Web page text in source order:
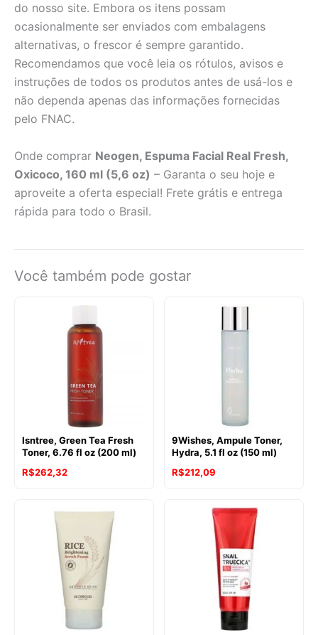
do nosso site. Embora os itens possam
ocasionalmente ser enviados com embalagens
alternativas, o frescor é sempre garantido.
Recomendamos que você leia os rótulos, avisos e
instruções de todos os produtos antes de usá-los e
não dependa apenas das informações fornecidas
pelo FNAC.
Onde comprar Neogen, Espuma Facial Real Fresh,
Oxicoco, 160 ml (5,6 oz) – Garanta o seu hoje e
aproveite a oferta especial! Frete grátis e entrega
rápida para todo o Brasil.
Você também pode gostar
Isntree, Green Tea Fresh
Toner, 6.76 fl oz (200 ml)
R$262,32
9Wishes, Ampule Toner,
Hydra, 5.1 fl oz (150 ml)
R$212,09